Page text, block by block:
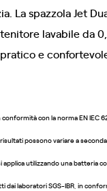
La spazzola Jet
lavabile da
e
conformità con la norma EN
possono variare a
applica utilizzando una batteria
dai laboratori SGS-IBR, in